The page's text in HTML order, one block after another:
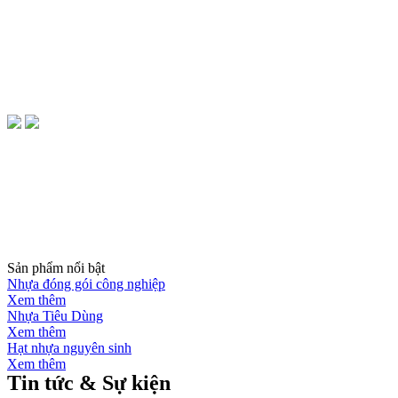
Sản phẩm nổi bật
Nhựa đóng gói công nghiệp
Xem thêm
Nhựa Tiêu Dùng
Xem thêm
Hạt nhựa nguyên sinh
Xem thêm
Tin tức & Sự kiện